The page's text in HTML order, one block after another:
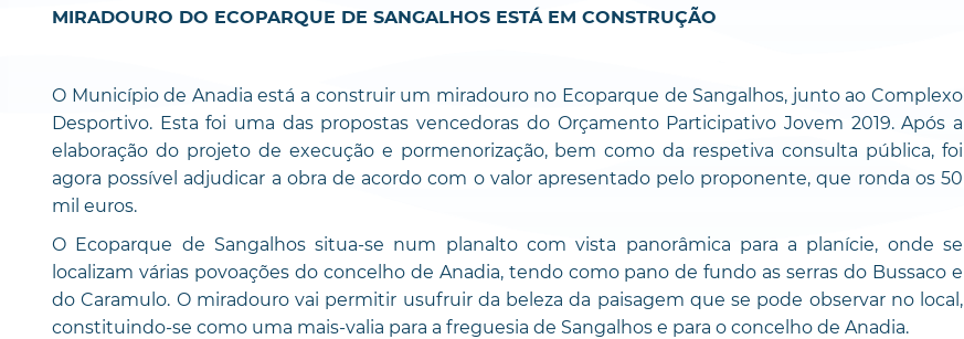
MIRADOURO DO ECOPARQUE DE SANGALHOS ESTÁ EM CONSTRUÇÃO
O Município de Anadia está a construir um miradouro no Ecoparque de Sangalhos, junto ao Complexo
Desportivo. Esta foi uma das propostas vencedoras do Orçamento Participativo Jovem 2019. Após a
elaboração do projeto de execução e pormenorização, bem como da respetiva consulta pública, foi
agora possível adjudicar a obra de acordo com o valor apresentado pelo proponente, que ronda os 50
mil euros.
O Ecoparque de Sangalhos situa-se num planalto com vista panorâmica para a planície, onde se
localizam várias povoações do concelho de Anadia, tendo como pano de fundo as serras do Bussaco e
do Caramulo. O miradouro vai permitir usufruir da beleza da paisagem que se pode observar no local,
constituindo-se como uma mais-valia para a freguesia de Sangalhos e para o concelho de Anadia.